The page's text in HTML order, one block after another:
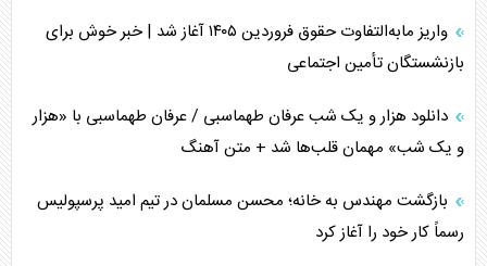
تأثیر جنگ ایران و آمریکا بر اقتصاد جهانی
اربعین، کابوس مشترک تل‌آویو-واشنگتن
برنامه هفتم توسعه در نقطه کور سیاستگذاری
کنوانسیون دریای خزر در راستای منافع ملی است؟
واریز مابه‌التفاوت حقوق فروردین ۱۴۰۵ آغاز شد | خبر خوش برای
بازنشستگان تأمین اجتماعی
دانلود هزار و یک شب عرفان طهماسبی / عرفان طهماسبی با «هزار
و یک شب» مهمان قلب‌ها شد + متن آهنگ
بازگشت مهندس به خانه؛ محسن مسلمان در تیم امید پرسپولیس
رسماً کار خود را آغاز کرد